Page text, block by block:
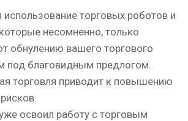
использование торговых роботов и
несомненно, только
обнулению вашего торгового
под благовидным предлогом.
торговля приводит к повышению
освоил работу с торговым